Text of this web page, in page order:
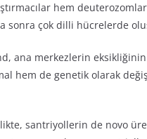
hem
çok dilli hücrelerde
ana merkezlerin
hem de genetik olarak
santriyollerin de novo